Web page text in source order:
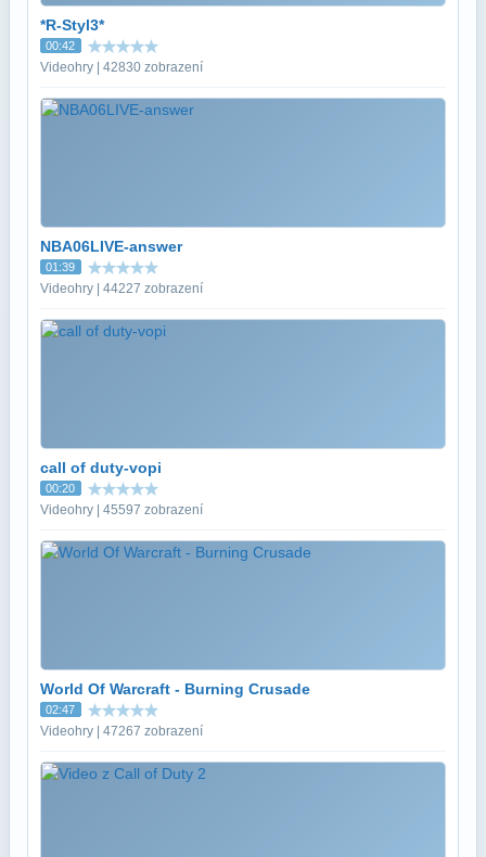
*R-Styl3*
00:42
Videohry | 42830 zobrazení
NBA06LIVE-answer
01:39
Videohry | 44227 zobrazení
call of duty-vopi
00:20
Videohry | 45597 zobrazení
World Of Warcraft - Burning Crusade
02:47
Videohry | 47267 zobrazení